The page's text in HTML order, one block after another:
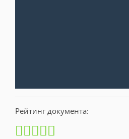
Рейтинг документа: